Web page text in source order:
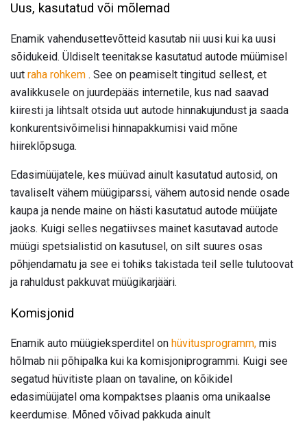
Uus, kasutatud või mõlemad
Enamik vahendusettevõtteid kasutab nii uusi kui ka uusi
sõidukeid. Üldiselt teenitakse kasutatud autode müümisel
uut raha rohkem . See on peamiselt tingitud sellest, et
avalikkusele on juurdepääs internetile, kus nad saavad
kiiresti ja lihtsalt otsida uut autode hinnakujundust ja saada
konkurentsivõimelisi hinnapakkumisi vaid mõne
hiireklõpsuga.
Edasimüüjatele, kes müüvad ainult kasutatud autosid, on
tavaliselt vähem müügiparssi, vähem autosid nende osade
kaupa ja nende maine on hästi kasutatud autode müüjate
jaoks. Kuigi selles negatiivses mainet kasutavad autode
müügi spetsialistid on kasutusel, on silt suures osas
põhjendamatu ja see ei tohiks takistada teil selle tulutoovat
ja rahuldust pakkuvat müügikarjääri.
Komisjonid
Enamik auto müügieksperditel on hüvitusprogramm, mis
hõlmab nii põhipalka kui ka komisjoniprogrammi. Kuigi see
segatud hüvitiste plaan on tavaline, on kõikidel
edasimüüjatel oma kompaktses plaanis oma unikaalse
keerdumise. Mõned võivad pakkuda ainult